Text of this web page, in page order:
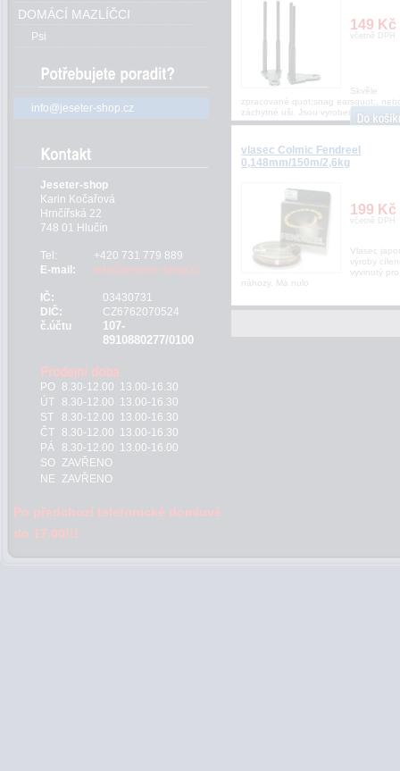
149 Kč
včetně DPH
Skvěle
zpracované quot;snag earsquot;,
záchytné uši. Jsou vyrobeny z
vlasec Colmic Fendreel
0,148mm/150m/2,6kg
199 Kč
včetně DPH
Vlasec
výroby
vyvinutý
náhozy. Má nulo
DOMÁCÍ MAZLÍČCI
Psi
info@jeseter-shop.cz
Jeseter-shop
Karin Kočařová
Hrnčířská 22
748 01 Hlučín
Tel:
+420 731 779 889
E-mail:
info@jeseter-shop.cz
IČ:
03430731
DIČ:
CZ6762070524
č.účtu
107-
8910880277/0100
PO 8.30-12.00 13.00-16.30
ÚT
8.30-12.00 13.00-16.30
ST
8.30-12.00 13.00-16.30
ČT
8.30-12.00 13.00-16.30
PÁ
8.30-12.00 13.00-16.00
SO ZAVŘENO
NE ZAVŘENO
Po předchozí telefonické domluvě
do 17.00!!!